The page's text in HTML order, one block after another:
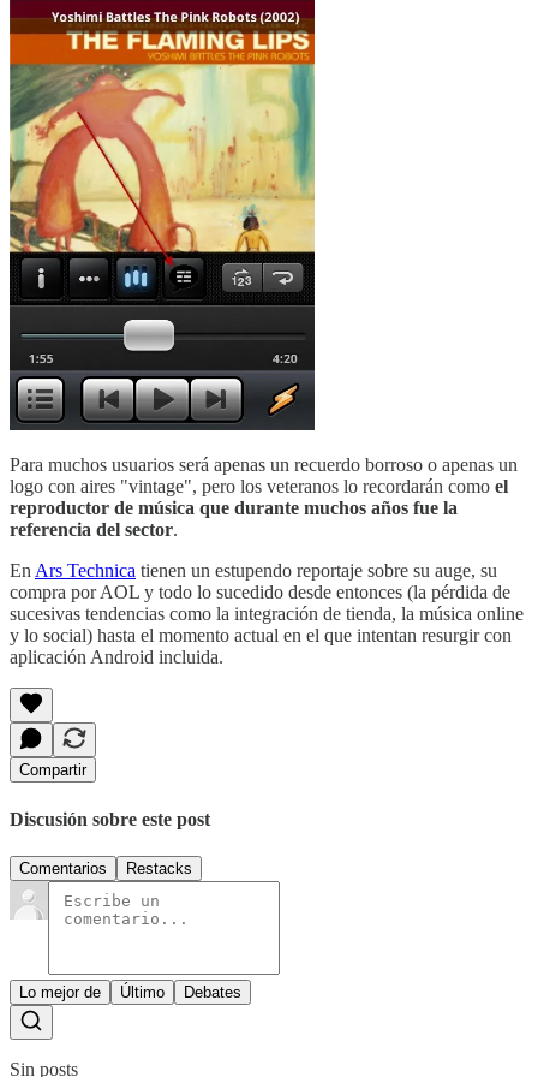
Para muchos usuarios será apenas un recuerdo borroso o apenas un
logo con aires "vintage", pero los veteranos lo recordarán como el
reproductor de música que durante muchos años fue la
referencia del sector.
EnArs Technica tienen un estupendo reportaje sobre su auge, su
compra por AOL y todo lo sucedido desde entonces (la pérdida de
sucesivas tendencias como la integración de tienda, la música online
y lo social) hasta el momento actual en el que intentan resurgir con
aplicación Android incluida.
Compartir
Discusión sobre este post
Comentarios Restacks
Lo mejor de Último Debates
Sin posts